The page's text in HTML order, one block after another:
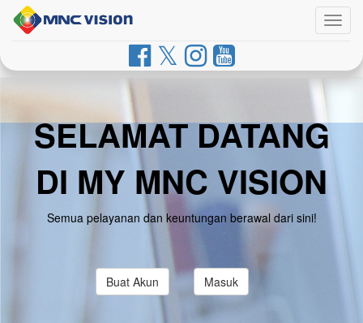
SELAMAT DATANG
DI MY MNC VISION
Semua pelayanan dan keuntungan berawal dari sini!
Buat Akun Masuk